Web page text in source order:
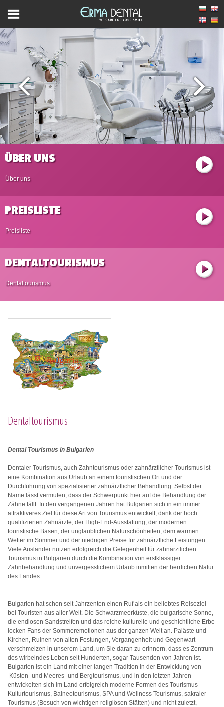
Über uns
ÜBER UNS
Preisliste
PREISLISTE
Dentaltourismus
DENTALTOURISMUS
Dentaltourismus
Dental Tourismus in Bulgarien
Dentaler Tourismus, auch Zahntourismus oder zahnärztlicher Tourismus ist
eine Kombination aus Urlaub an einem touristischen Ort und der
Durchführung von spezialisierter zahnärztlicher Behandlung. Selbst der
Name lässt vermuten, dass der Schwerpunkt hier auf die Behandlung der
Zähne fällt. In den vergangenen Jahren hat Bulgarien sich in ein immer
attraktiveres Ziel für diese Art von Tourismus entwickelt, dank der hoch
qualifizierten Zahnärzte, der High-End-Ausstattung, der modernen
touristische Basen, der unglaublichen Naturschönheiten, dem warmen
Wetter im Sommer und der niedrigen Preise für zahnärztliche Leistungen.
Viele Ausländer nutzen erfolgreich die Gelegenheit für zahnärztlichen
Tourismus in Bulgarien durch die Kombination von erstklassiger
Zahnbehandlung und unvergesslichem Urlaub inmitten der herrlichen Natur
des Landes.
Bulgarien hat schon seit Jahrzenten einen Ruf als ein beliebtes Reiseziel
bei Touristen aus aller Welt. Die Schwarzmeerküste, die bulgarische Sonne,
die endlosen Sandstreifen und das reiche kulturelle und geschichtliche Erbe
locken Fans der Sommeremotionen aus der ganzen Welt an. Paläste und
Kirchen, Ruinen von alten Festungen, Vergangenheit und Gegenwart
verschmelzen in unserem Land, um Sie daran zu erinnern, dass es Zentrum
des wirbelndes Leben seit Hunderten, sogar Tausenden von Jahren ist.
Bulgarien ist ein Land mit einer langen Tradition in der Entwicklung von
Küsten- und Meeres- und Bergtourismus, und in den letzten Jahren
entwickelten sich im Land erfolgreich moderne Formen des Tourismus –
Kulturtourismus, Balneotourismus, SPA und Wellness Tourismus, sakraler
Tourismus (Besuch von wichtigen religiösen Stätten) und nicht zuletzt,